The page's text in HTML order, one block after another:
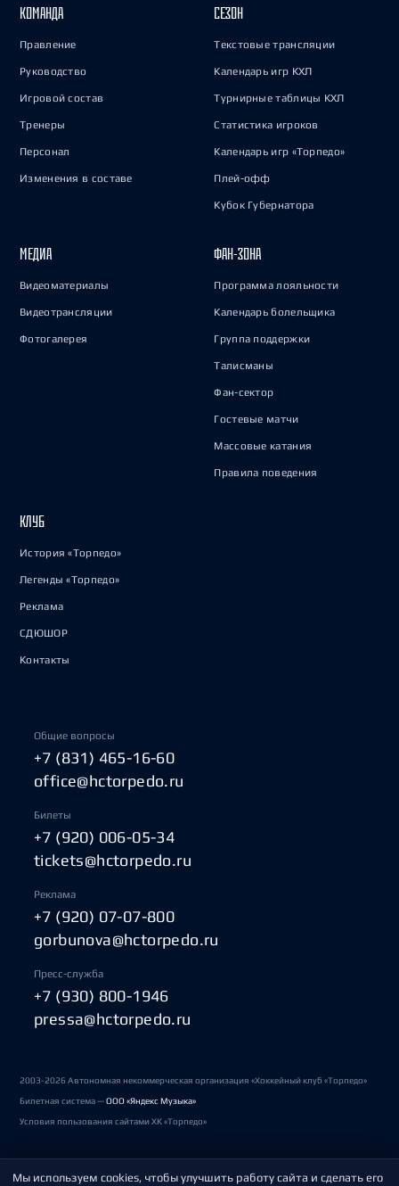
КОМАНДА
Правление
Руководство
Игровой состав
Тренеры
Персонал
Изменения в составе
СЕЗОН
Текстовые трансляции
Календарь игр КХЛ
Турнирные таблицы КХЛ
Статистика игроков
Календарь игр «Торпедо»
Плей-офф
Кубок Губернатора
МЕДИА
Видеоматериалы
Видеотрансляции
Фотогалерея
ФАН-ЗОНА
Программа лояльности
Календарь болельщика
Группа поддержки
Талисманы
Фан-сектор
Гостевые матчи
Массовые катания
Правила поведения
КЛУБ
История «Торпедо»
Легенды «Торпедо»
Реклама
СДЮШОР
Контакты
Общие вопросы
+7 (831) 465-16-60
office@hctorpedo.ru
Билеты
+7 (920) 006-05-34
tickets@hctorpedo.ru
Реклама
+7 (920) 07-07-800
gorbunova@hctorpedo.ru
Пресс-служба
+7 (930) 800-1946
pressa@hctorpedo.ru
2003-2026 Автономная некоммерческая организация «Хоккейный клуб «Торпедо»
Билетная система —ООО «Яндекс Музыка»
Условия пользования сайтами ХК «Торпедо»
Политика обработки персональных данных
Мы используем cookies, чтобы улучшить работу сайта и сделать его